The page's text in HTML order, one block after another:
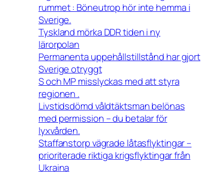
rummet : Böneutrop hör inte hemma i
Sverige.
Tyskland mörka DDR tiden i ny
lärorpolan
Permanenta uppehållstillstånd har gjort
Sverige otryggt
S och MP misslyckas med att styra
regionen .
Livstidsdömd våldtäktsman belönas
med permission – du betalar för
lyxvården.
Staffanstorp vägrade låtasflyktingar –
prioriterade riktiga krigsflyktingar från
Ukraina